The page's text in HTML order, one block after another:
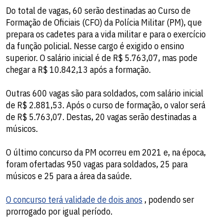
Do total de vagas, 60 serão destinadas ao Curso de
Formação de Oficiais (CFO) da Polícia Militar (PM), que
prepara os cadetes para a vida militar e para o exercício
da função policial. Nesse cargo é exigido o ensino
superior. O salário inicial é de R$ 5.763,07, mas pode
chegar a R$ 10.842,13 após a formação.
Outras 600 vagas são para soldados, com salário inicial
de R$ 2.881,53. Após o curso de formação, o valor será
de R$ 5.763,07. Destas, 20 vagas serão destinadas a
músicos.
O último concurso da PM ocorreu em 2021 e, na época,
foram ofertadas 950 vagas para soldados, 25 para
músicos e 25 para a área da saúde.
O concurso terá validade de dois anos , podendo ser
prorrogado por igual período.